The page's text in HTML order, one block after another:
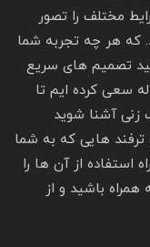
مختلف را تصور
که هر چه تجربه شما
تصمیم های سریع
سعی کرده ایم تا
زنی آشنا شوید
هایی که به شما
استفاده از آن ها را
باشید و از